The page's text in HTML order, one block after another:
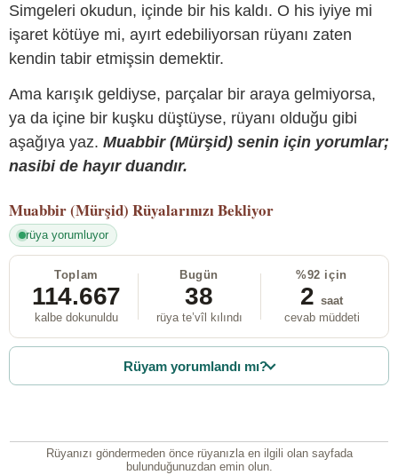
Simgeleri okudun, içinde bir his kaldı. O his iyiye mi
işaret kötüye mi, ayırt edebiliyorsan rüyanı zaten
kendin tabir etmişsin demektir.
Ama karışık geldiyse, parçalar bir araya gelmiyorsa,
ya da içine bir kuşku düştüyse, rüyanı olduğu gibi
aşağıya yaz. Muabbir (Mürşid) senin için yorumlar;
nasibi de hayır duandır.
Muabbir (Mürşid) Rüyalarınızı Bekliyor
rüya yorumluyor
Toplam
114.667
kalbe dokunuldu
Bugün
38
rüya te’vîl kılındı
%92 için
2 saat
cevab müddeti
Rüyam yorumlandı mı?
Rüyanızı göndermeden önce rüyanızla en ilgili olan sayfada
bulunduğunuzdan emin olun.